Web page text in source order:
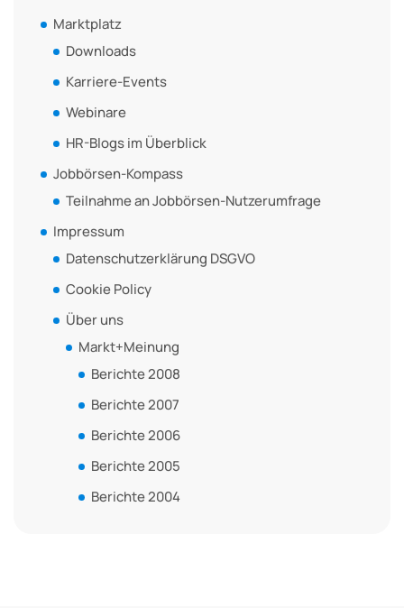
Marktplatz
Downloads
Karriere-Events
Webinare
HR-Blogs im Überblick
Jobbörsen-Kompass
Teilnahme an Jobbörsen-Nutzerumfrage
Impressum
Datenschutzerklärung DSGVO
Cookie Policy
Über uns
Markt+Meinung
Berichte 2008
Berichte 2007
Berichte 2006
Berichte 2005
Berichte 2004